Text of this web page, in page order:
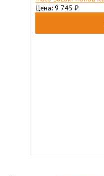
Цена: 9 745 ₽